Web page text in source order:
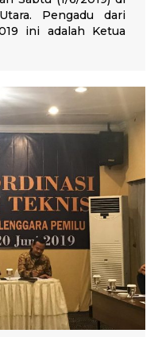
Pengadu dari
ini adalah Ketua